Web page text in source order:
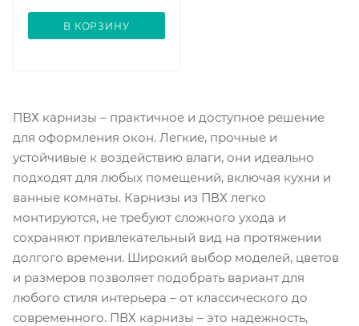
В КОРЗИНУ
ПВХ карнизы – практичное и доступное решение
для оформления окон. Легкие, прочные и
устойчивые к воздействию влаги, они идеально
подходят для любых помещений, включая кухни и
ванные комнаты. Карнизы из ПВХ легко
монтируются, не требуют сложного ухода и
сохраняют привлекательный вид на протяжении
долгого времени. Широкий выбор моделей, цветов
и размеров позволяет подобрать вариант для
любого стиля интерьера – от классического до
современного. ПВХ карнизы – это надежность,